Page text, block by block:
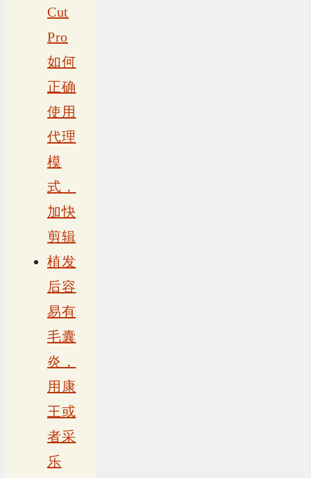
Cut
Pro
如何
正确
使用
代理
模
式，
加快
剪辑
植发
后容
易有
毛囊
炎，
用康
王或
者采
乐